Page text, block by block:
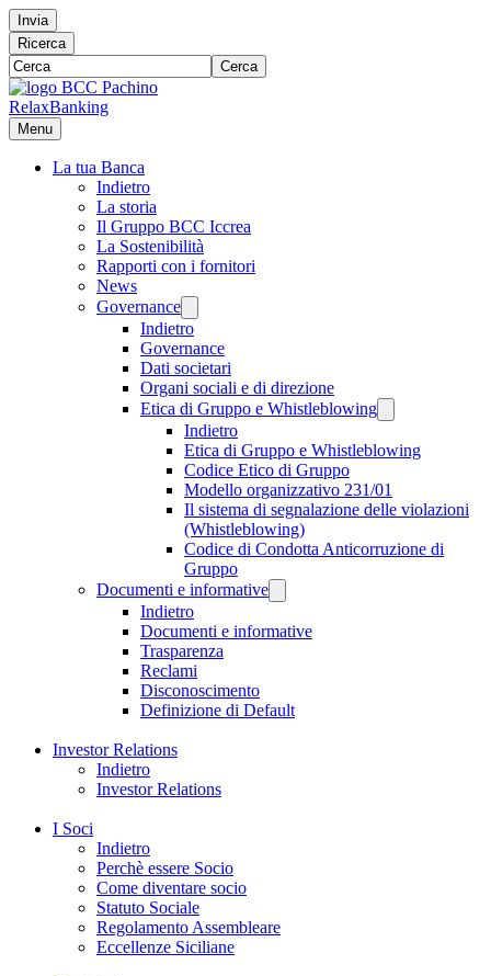
Invia
Ricerca
Cerca
RelaxBanking
Menu
La tua Banca
Indietro
La storia
Il Gruppo BCC Iccrea
La Sostenibilità
Rapporti con i fornitori
News
Governance
Indietro
Governance
Dati societari
Organi sociali e di direzione
Etica di Gruppo e Whistleblowing
Indietro
Etica di Gruppo e Whistleblowing
Codice Etico di Gruppo
Modello organizzativo 231/01
Il sistema di segnalazione delle violazioni
(Whistleblowing)
Codice di Condotta Anticorruzione di
Gruppo
Documenti e informative
Indietro
Documenti e informative
Trasparenza
Reclami
Disconoscimento
Definizione di Default
Investor Relations
Indietro
Investor Relations
I Soci
Indietro
Perchè essere Socio
Come diventare socio
Statuto Sociale
Regolamento Assembleare
Eccellenze Siciliane